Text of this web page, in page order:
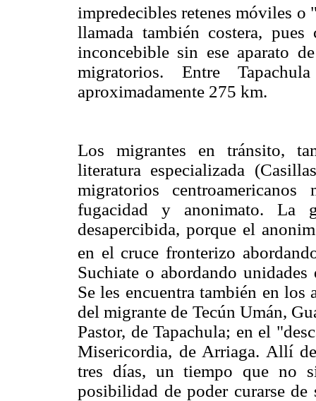
impredecibles retenes móviles o
llamada también costera,
inconcebible sin ese aparato
migratorios. Entre
aproximadamente 275 km.
Los migrantes en tránsito,
literatura especializada
migratorios
fugacidad y anonimato. La
desapercibida, porque el
en el cruce fronterizo
Suchiate o abordando
Se les encuentra también en los
del migrante de Tecún Umán,
Pastor, de Tapachula; en el
Misericordia, de Arriaga. Allí
tres días, un tiempo que no
posibilidad de poder curarse de